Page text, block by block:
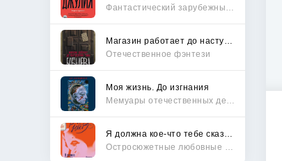
Отечественное фэнтези
Моя жизнь. До изгнания